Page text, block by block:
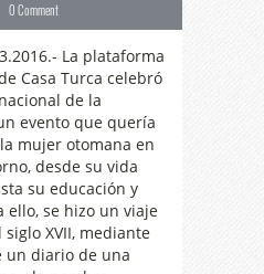
0 Comment
La plataforma
Casa Turca celebró
de la
evento que quería
mujer otomana en
desde su vida
su educación y
ello, se hizo un viaje
siglo XVII, mediante
un diario de una